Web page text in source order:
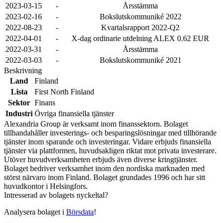
2023-03-15 -
Årsstämma
2023-02-16
-
Bokslutskommuniké 2022
2022-08-23
-
Kvartalsrapport 2022-Q2
2022-04-01
-
X-dag ordinarie utdelning ALEX 0.62 EUR
2022-03-31
-
Årsstämma
2022-03-03
-
Bokslutskommuniké 2021
Beskrivning
Land
Finland
Lista
First North Finland
Sektor Finans
Industri Övriga finansiella tjänster
Alexandria Group är verksamt inom finanssektorn. Bolaget
tillhandahåller investerings- och besparingslösningar med tillhörande
tjänster inom sparande och investeringar. Vidare erbjuds finansiella
tjänster via plattformen, huvudsakligen riktat mot privata investerare.
Utöver huvudverksamheten erbjuds även diverse kringtjänster.
Bolaget bedriver verksamhet inom den nordiska marknaden med
störst närvaro inom Finland. Bolaget grundades 1996 och har sitt
huvudkontor i Helsingfors.
Intresserad av bolagets nyckeltal?
Analysera bolaget i Börsdata!